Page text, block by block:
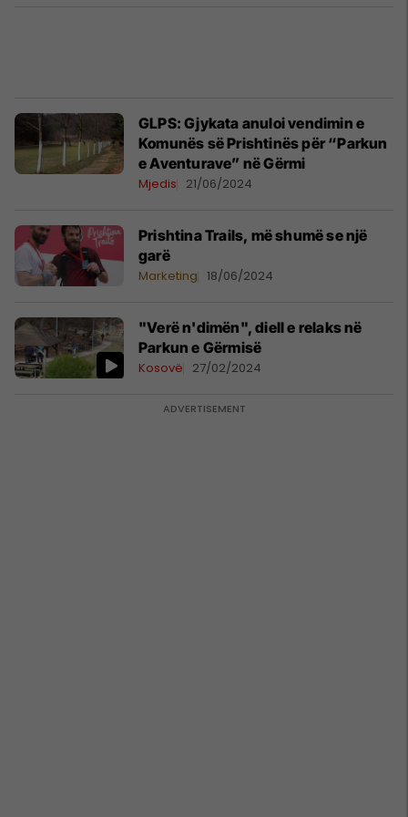
GLPS: Gjykata anuloi vendimin e
Komunës së Prishtinës për “Parkun
e Aventurave” në Gërmi
Mjedis 21/06/2024
Prishtina Trails, më shumë se një
garë
Marketing 18/06/2024
"Verë n'dimën", diell e relaks në
Parkun e Gërmisë
Kosovë 27/02/2024